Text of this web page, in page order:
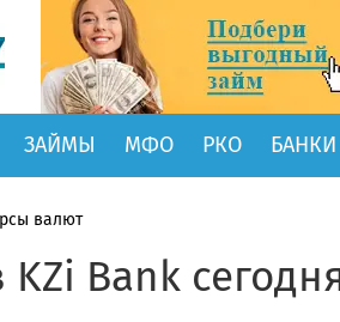
ЗАЙМЫ МФО РКО БАНКИ
валют
Bank